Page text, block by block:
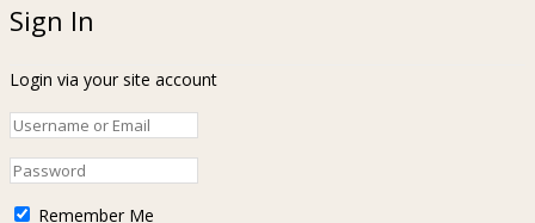
Sign In
Login via your site account
Remember Me